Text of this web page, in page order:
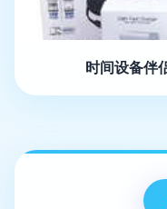
时间设备伴